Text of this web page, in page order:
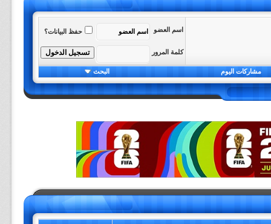
اسم العضو حفظ البيانات؟
كلمة المرور
مشاركات اليوم البحث